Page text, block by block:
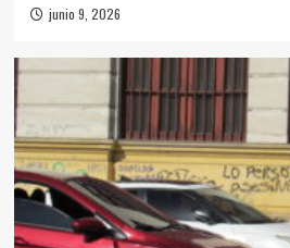
junio 9, 2026